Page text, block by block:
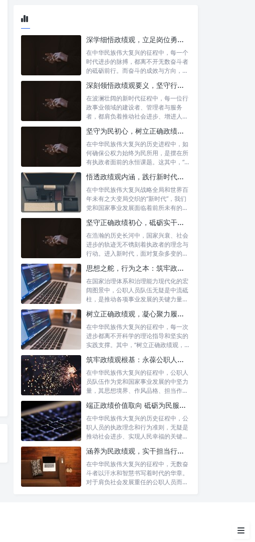
深学细悟政绩观，立足岗位勇争先：新时代奋斗者的思想指引与实践航标
在中华民族伟大复兴的征程中，每一个
时代进步的脉搏，都离不开无数奋斗者
的砥砺前行。而奋斗的成效与方向，又
深刻领悟政绩观要义，坚守行政事业初心：新时代公仆的责任与担当
在波澜壮阔的新时代征程中，每一位行
政事业领域的建设者、管理者与服务
者，都肩负着推动社会进步、增进人民
坚守为民初心，树立正确政绩观念：以人民为中心的治理之道
在中华民族伟大复兴的历史进程中，如
何确保公权力始终为民所用，是摆在所
有执政者面前的永恒课题。这其中，“坚
悟透政绩观内涵，践行新时代使命：书写高质量发展的时代答卷
在中华民族伟大复兴战略全局和世界百
年未有之大变局交织的“新时代”，我们
党和国家事业发展面临着前所未有的机
坚守正确政绩初心，砥砺实干担当精神：新时代高质量发展的核心引擎
在浩瀚的历史长河中，国家兴衰、社会
进步的轨迹无不镌刻着执政者的理念与
行动。进入新时代，面对复杂多变的国
思想之舵，行为之本：筑牢政绩观根基，永葆公职人员本色
在国家治理体系和治理能力现代化的宏
阔图景中，公职人员队伍无疑是中流砥
柱，是推动各项事业发展的关键力量。
树立正确政绩观，凝心聚力履职尽责：新时代下的治理智慧与实践路径
在中华民族伟大复兴的征程中，每一次
进步都离不开科学的理论指导和坚实的
实践支撑。其中，“树立正确政绩观，凝
筑牢政绩观根基：永葆公职人员本色的时代考量与实践路径
在中华民族伟大复兴的征程中，公职人
员队伍作为党和国家事业发展的中坚力
量，其思想境界、作风品格、担当作为
端正政绩价值取向 砥砺为民服务初心：新时代公仆的责任与担当
在中华民族伟大复兴的历史征程中，公
职人员的执政理念和行为准则，无疑是
推动社会进步、实现人民幸福的关键所
涵养为民政绩观，实干担当行稳致远：新时代公仆的价值坐标与实践航向
在中华民族伟大复兴的征程中，无数奋
斗者以汗水和智慧书写着时代的华章。
对于肩负社会发展重任的公职人员而
办公厅工作现代化的时代呼唤
信息化赋能的核心维度
“主动作为”：从被动响应到预判
引领
“服务大局”：从局部优化到整体
协同